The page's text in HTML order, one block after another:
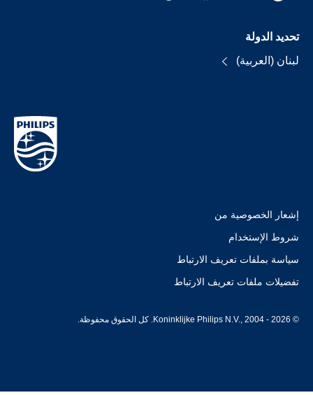
تحديد الدولة
لبنان (العربية)
إشعار الخصوصية من
شروط الإستخدام
سياسة بملفات تعريف الارتباط
تفضيلات ملفات تعريف الارتباط
© Koninklijke Philips N.V., 2004 - 2026. كل الحقوق محفوظة.